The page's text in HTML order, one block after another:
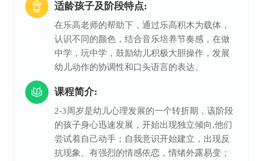
适龄孩子及阶段特点:
在乐高老师的帮助下，通过乐高积木为载体，
认识不同的颜色，结合音乐培养节奏感，在做
中学，玩中学，鼓励幼儿积极大胆操作，发展
幼儿动作的协调性和口头语言的表达。
课程简介:
2-3周岁是幼儿心理发展的一个转折期，该阶段
的孩子身心迅速发展，开始出现独立倾向,他们
尝试着自己动手；自我意识开始建立，出现反
抗现象、有强烈的情感依恋，情绪外露易变；